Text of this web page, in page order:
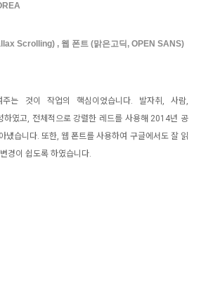
Scrolling) , 웹 폰트 (맑은고딕, OPEN SANS)
는 것이 작업의 핵심이었습니다. 발자취, 사람,
하였고, 전체적으로 강렬한 레드를 사용해 2014년 공
냈습니다. 또한, 웹 폰트를 사용하여 구글에서도 잘 읽
경이 쉽도록 하였습니다.